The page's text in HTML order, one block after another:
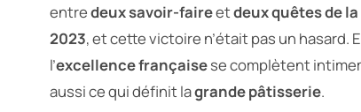
entredeux savoir-faireetdeux quêtes de
2023, et cette victoire n’était pas un hasard.
l’excellence françaisese complètent
aussi ce qui définit lagrande pâtisserie.